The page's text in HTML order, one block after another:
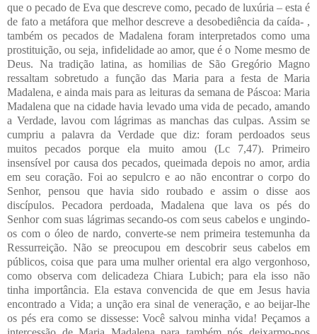
que o pecado de Eva que descreve como, pecado de luxúria – esta é
de fato a metáfora que melhor descreve a desobediência da caída- ,
também os pecados de Madalena foram interpretados como uma
prostituição, ou seja, infidelidade ao amor, que é o Nome mesmo de
Deus. Na tradição latina, as homilias de São Gregório Magno
ressaltam sobretudo a função das Maria para a festa de Maria
Madalena, e ainda mais para as leituras da semana de Páscoa: Maria
Madalena que na cidade havia levado uma vida de pecado, amando
a Verdade, lavou com lágrimas as manchas das culpas. Assim se
cumpriu a palavra da Verdade que diz: foram perdoados seus
muitos pecados porque ela muito amou (Lc 7,47). Primeiro
insensível por causa dos pecados, queimada depois no amor, ardia
em seu coração. Foi ao sepulcro e ao não encontrar o corpo do
Senhor, pensou que havia sido roubado e assim o disse aos
discípulos.
Pecadora perdoada, Madalena que lava os pés do
Senhor com suas lágrimas secando-os com seus cabelos e ungindo-
os com o óleo de nardo, converte-se nem primeira testemunha da
Ressurreição. Não se preocupou em descobrir seus cabelos em
públicos, coisa que para uma mulher oriental era algo vergonhoso,
como observa com delicadeza Chiara Lubich; para ela isso não
tinha importância. Ela estava convencida de que em Jesus havia
encontrado a Vida; a unção era sinal de veneração, e ao beijar-lhe
os pés era como se dissesse: Você salvou minha vida! Peçamos a